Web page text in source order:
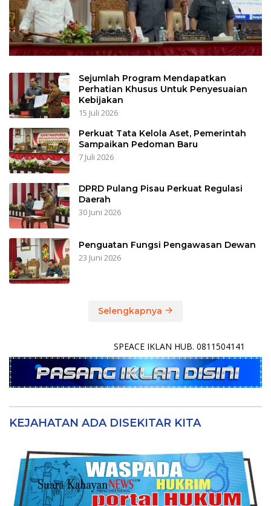
Sejumlah Program Mendapatkan
Perhatian Khusus Untuk Penyesuaian
Kebijakan
15 Juli 2026
Perkuat Tata Kelola Aset, Pemerintah
Sampaikan Pedoman Baru
7 Juli 2026
DPRD Pulang Pisau Perkuat Regulasi
Daerah
30 Juni 2026
Penguatan Fungsi Pengawasan Dewan
23 Juni 2026
Selengkapnya
SPEACE IKLAN HUB. 0811504141
KEJAHATAN ADA DISEKITAR KITA